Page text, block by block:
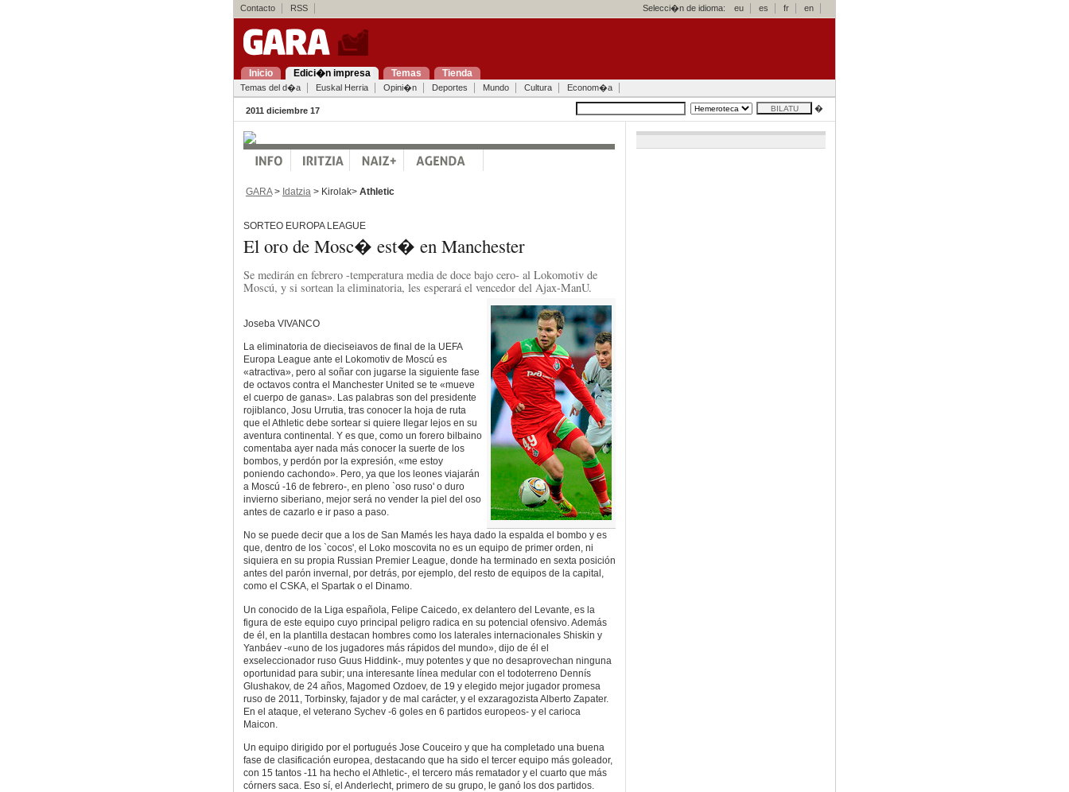
Contacto RSS Selecci�n de idioma: eu es fr en
Inicio Edici�n impresa Temas Tienda
Temas del d�a Euskal Herria Opini�n Deportes Mundo Cultura Econom�a
2011 diciembre 17 �
GARA> Idatzia > Kirolak> Athletic
SORTEO EUROPA LEAGUE
El oro de Mosc� est� en Manchester
Se medirán en febrero -temperatura media de doce bajo cero- al Lokomotiv de
Moscú, y si sortean la eliminatoria, les esperará el vencedor del Ajax-ManU.
Joseba VIVANCO
La eliminatoria de dieciseiavos de final de la UEFA
Europa League ante el Lokomotiv de Moscú es
«atractiva», pero al soñar con jugarse la siguiente fase
de octavos contra el Manchester United se te «mueve
el cuerpo de ganas». Las palabras son del presidente
rojiblanco, Josu Urrutia, tras conocer la hoja de ruta
que el Athletic debe sortear si quiere llegar lejos en su
aventura continental. Y es que, como un forero bilbaino
comentaba ayer nada más conocer la suerte de los
bombos, y perdón por la expresión, «me estoy
poniendo cachondo». Pero, ya que los leones viajarán
a Moscú -16 de febrero-, en pleno `oso ruso' o duro
invierno siberiano, mejor será no vender la piel del oso
antes de cazarlo e ir paso a paso.
No se puede decir que a los de San Mamés les haya dado la espalda el bombo y es
que, dentro de los `cocos', el Loko moscovita no es un equipo de primer orden, ni
siquiera en su propia Russian Premier League, donde ha terminado en sexta posición
antes del parón invernal, por detrás, por ejemplo, del resto de equipos de la capital,
como el CSKA, el Spartak o el Dinamo.
Un conocido de la Liga española, Felipe Caicedo, ex delantero del Levante, es la
figura de este equipo cuyo principal peligro radica en su potencial ofensivo. Además
de él, en la plantilla destacan hombres como los laterales internacionales Shiskin y
Yanbáev -«uno de los jugadores más rápidos del mundo», dijo de él el
exseleccionador ruso Guus Hiddink-, muy potentes y que no desaprovechan ninguna
oportunidad para subir; una interesante línea medular con el todoterreno Dennís
Glushakov, de 24 años, Magomed Ozdoev, de 19 y elegido mejor jugador promesa
ruso de 2011, Torbinsky, fajador y de mal carácter, y el exzaragozista Alberto Zapater.
En el ataque, el veterano Sychev -6 goles en 6 partidos europeos- y el carioca
Maicon.
Un equipo dirigido por el portugués Jose Couceiro y que ha completado una buena
fase de clasificación europea, destacando que ha sido el tercer equipo más goleador,
con 15 tantos -11 ha hecho el Athletic-, el tercero más rematador y el cuarto que más
córners saca. Eso sí, el Anderlecht, primero de su grupo, le ganó los dos partidos.